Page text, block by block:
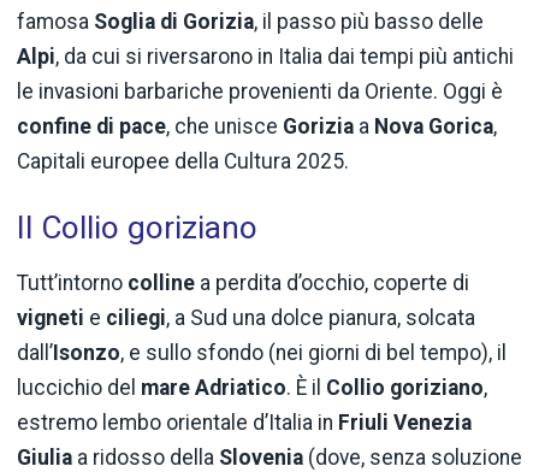
famosa Soglia di Gorizia, il passo più basso delle
Alpi, da cui si riversarono in Italia dai tempi più antichi
le invasioni barbariche provenienti da Oriente. Oggi è
confine di pace, che unisce Gorizia a Nova Gorica,
Capitali europee della Cultura 2025.
Il Collio goriziano
Tutt’intorno colline a perdita d’occhio, coperte di
vigneti e ciliegi, a Sud una dolce pianura, solcata
dall’ Isonzo, e sullo sfondo (nei giorni di bel tempo), il
luccichio del mare Adriatico. È il Collio goriziano,
estremo lembo orientale d’Italia in Friuli Venezia
Giulia a ridosso della Slovenia (dove, senza soluzione